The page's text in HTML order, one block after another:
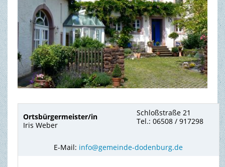
Ortsbürgermeister/in
Iris Weber
Schloßstraße 21
Tel.: 06508 / 917298
E-Mail: info@gemeinde-dodenburg.de